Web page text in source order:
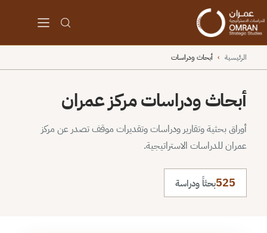
الرئيسية › أبحاث ودراسات
أبحاث ودراسات مركز عمران
أوراق بحثية وتقارير ودراسات وتقديرات موقف تصدر عن مركز
عمران للدراسات الاستراتيجية.
525بحثاً ودراسة